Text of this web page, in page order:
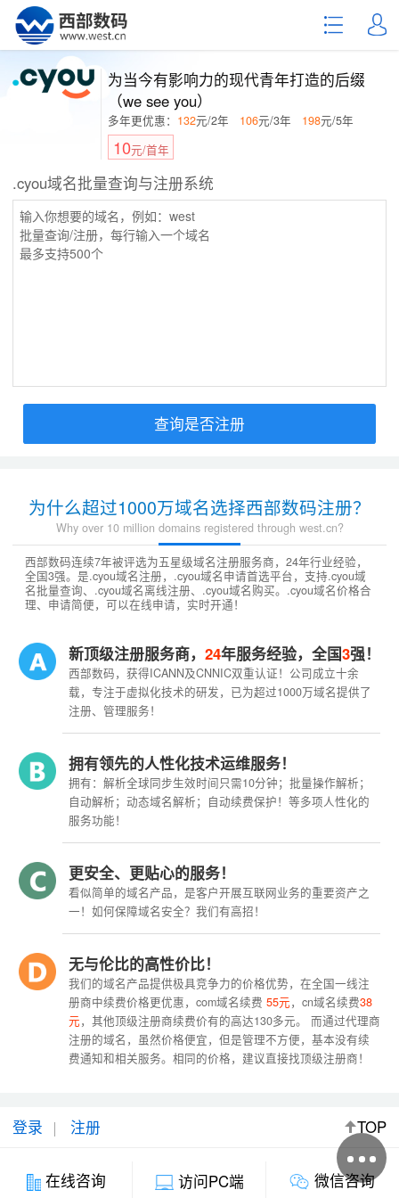
为当今有影响力的现代青年打造的后缀
（we see you）
多年更优惠： 132元/2年 106元/3年 198元/5年
10元/首年
.cyou域名批量查询与注册系统
查询是否注册
为什么超过1000万域名选择西部数码注册？
Why over 10 million domains registered through west.cn?
西部数码连续7年被评选为五星级域名注册服务商，24年行业经验，
全国3强。是.cyou域名注册，.cyou域名申请首选平台，支持.cyou域
名批量查询、.cyou域名离线注册、.cyou域名购买。.cyou域名价格合
理、申请简便，可以在线申请，实时开通！
新顶级注册服务商， 24年服务经验，全国3强！
西部数码，获得ICANN及CNNIC双重认证！公司成立十余
载，专注于虚拟化技术的研发，已为超过1000万域名提供了
注册、管理服务！
拥有领先的人性化技术运维服务！
拥有：解析全球同步生效时间只需10分钟；批量操作解析；
自动解析；动态域名解析；自动续费保护！等多项人性化的
服务功能！
更安全、更贴心的服务！
看似简单的域名产品，是客户开展互联网业务的重要资产之
一！如何保障域名安全？我们有高招！
无与伦比的高性价比！
我们的域名产品提供极具竞争力的价格优势，在全国一线注
册商中续费价格更优惠，com域名续费 55元，cn域名续费38
元，其他顶级注册商续费价有的高达130多元。 而通过代理商
注册的域名，虽然价格便宜，但是管理不方便，基本没有续
费通知和相关服务。相同的价格，建议直接找顶级注册商！
登录 注册 TOP
在线咨询 访问PC端 微信咨询